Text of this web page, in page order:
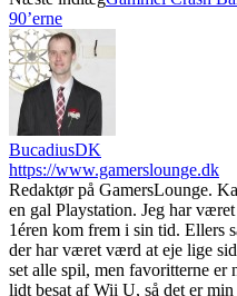
90’erne
BucadiusDK
https://www.gamerslounge.dk
Redaktør på GamersLounge.
en gal Playstation. Jeg har
1éren kom frem i sin tid. Ellers
der har været værd at eje lige
set alle spil, men favoritterne er
lidt besat af Wii U, så det er